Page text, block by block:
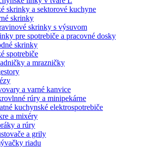
skrinky a sektorové kuchyne
skrinky
skrinky s výsuvom
pre spotrebiče a pracovné dosky
skrinky
spotrebiče
a mrazničky
a varné kanvice
rúry a minipekárne
kuchynské elektrospotrebiče
a mixéry
a rúry
a grily
riadu